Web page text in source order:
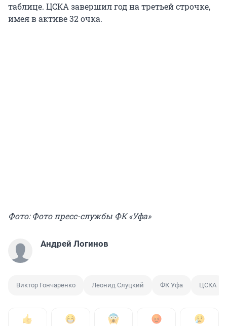
таблице. ЦСКА завершил год на третьей строчке,
имея в активе 32 очка.
Фото: Фото пресс-службы ФК «Уфа»
Андрей Логинов
Виктор Гончаренко Леонид Слуцкий ФК Уфа ЦСКА